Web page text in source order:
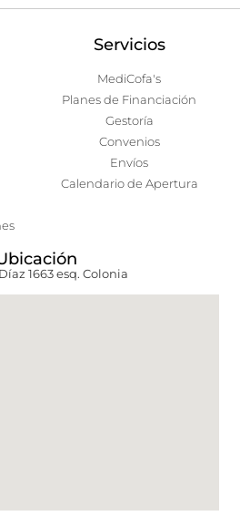
Servicios
MediCofa's
Planes de Financiación
Gestoría
Convenios
Envíos
Calendario de Apertura
1663 esq. Colonia